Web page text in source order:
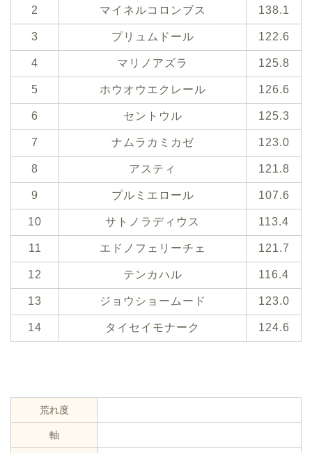
2 マイネルコロンブス 138.1
3 プリュムドール 122.6
4 マリノアズラ 125.8
5 ホウオウエクレール 126.6
6 セントウル 125.3
7 ナムラカミカゼ 123.0
8 アスティ 121.8
9 プルミエロール 107.6
10 サトノラディウス 113.4
11 エドノフェリーチェ 121.7
12 テンカハル 116.4
13 ジョウショームード 123.0
14 タイセイモナーク 124.6
荒れ度
軸